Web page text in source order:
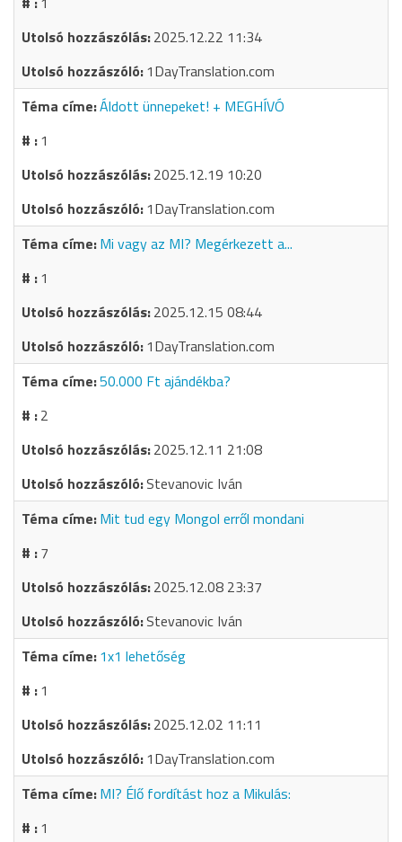
2025.12.22 11:34
1DayTranslation.com
Áldott ünnepeket! + MEGHÍVÓ
1
2025.12.19 10:20
1DayTranslation.com
Mi vagy az MI? Megérkezett a...
1
2025.12.15 08:44
1DayTranslation.com
50.000 Ft ajándékba?
2
2025.12.11 21:08
Stevanovic Iván
Mit tud egy Mongol erről mondani
7
2025.12.08 23:37
Stevanovic Iván
1x1 lehetőség
1
2025.12.02 11:11
1DayTranslation.com
MI? Élő fordítást hoz a Mikulás:
1